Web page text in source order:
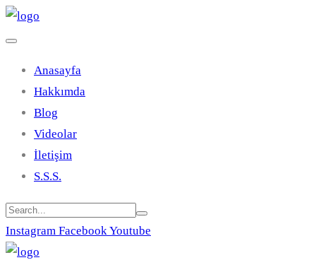
Anasayfa
Hakkımda
Blog
Videolar
İletişim
S.S.S.
Instagram FacebookYoutube